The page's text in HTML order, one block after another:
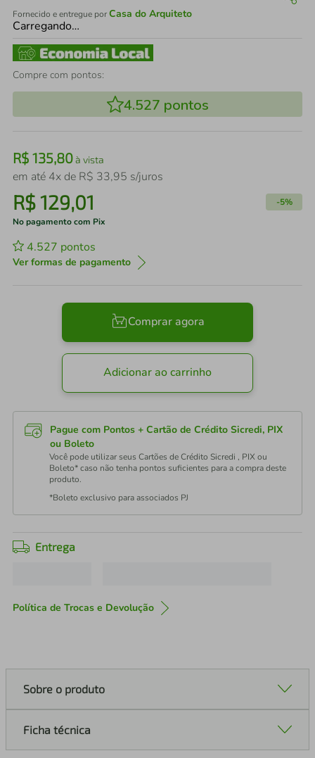
Fornecido e entregue porCasa do Arquiteto
Carregando…
Compre com pontos:
4.527 pontos
R$ 135,80à vista
em até 4x de R$ 33,95 s/juros
R$129,01 -5%
No pagamento com Pix
4.527 pontos
Ver formas de pagamento
Comprar agora
Adicionar ao carrinho
Pague com Pontos + Cartão de Crédito Sicredi, PIX
ou Boleto
Você pode utilizar seus Cartões de Crédito Sicredi , PIX ou
Boleto* caso não tenha pontos suficientes para a compra deste
produto.
*Boleto exclusivo para associados PJ
Entrega
Política de Trocas e Devolução
Sobre o produto
Ficha técnica